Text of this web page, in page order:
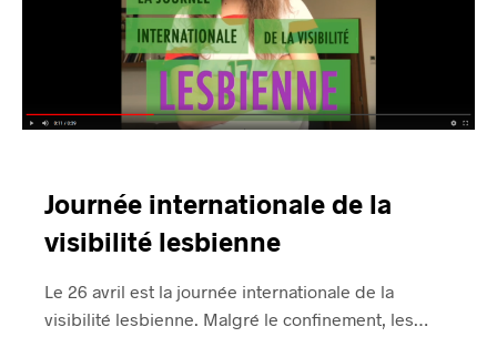
Journée internationale de la
visibilité lesbienne
Le 26 avril est la journée internationale de la
visibilité lesbienne. Malgré le confinement, les…